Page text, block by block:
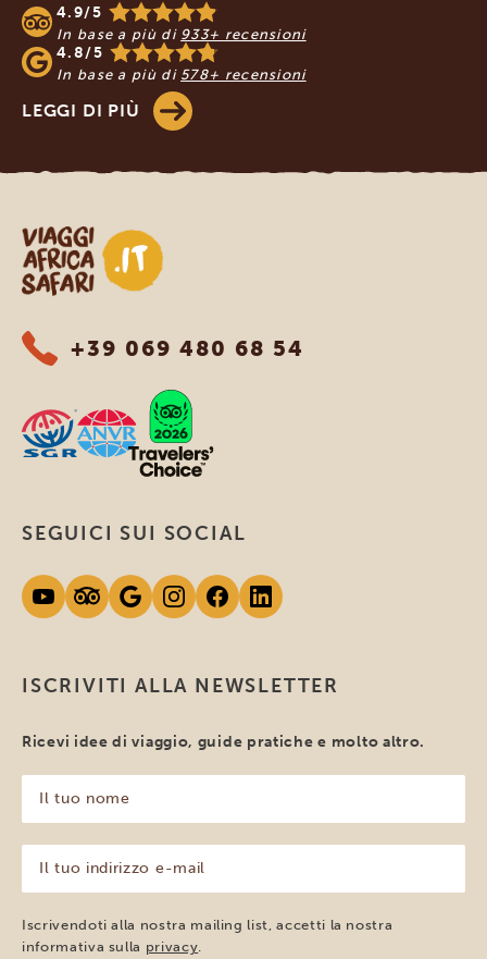
4.9/5
In base a più di 933+ recensioni
4.8/5
In base a più di 578+ recensioni
LEGGI DI PIÙ
Viaggi Africa Safari
+39 069 480 68 54
ISCRIVITI ALLA NEWSLETTER
Ricevi idee di viaggio, guide pratiche e molto altro.
tuo
nome
(Obbligatorio)
tuo
indirizzo
e-
mail
Iscrivendoti alla nostra mailing list, accetti la nostra
informativa sulla privacy
SEGUICI SUI SOCIAL